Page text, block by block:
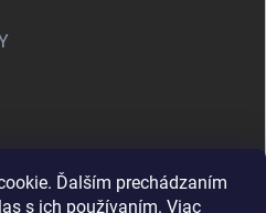
Ďalším prechádzaním
s ich používaním. Viac
záujem o inú značku? Skúste